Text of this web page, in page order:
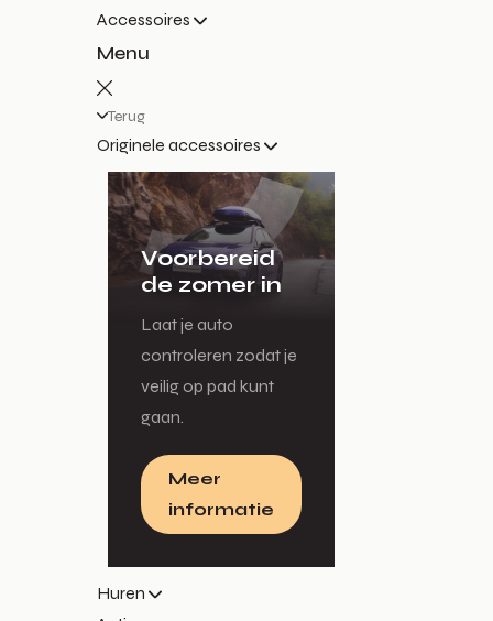
Accessoires
Menu
Terug
Originele accessoires
Voorbereid
de zomer in
Laat je auto
controleren zodat je
veilig op pad kunt
gaan.
Meer
informatie
Huren